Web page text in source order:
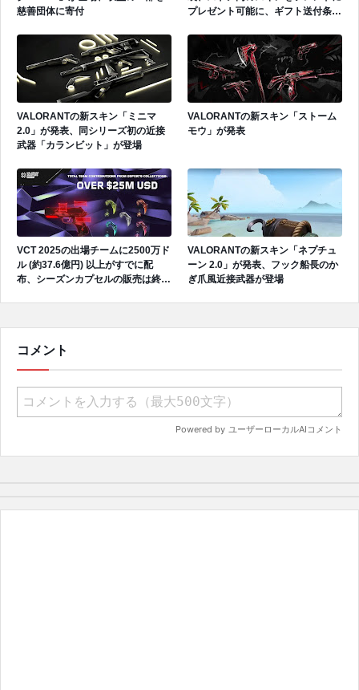
慈善団体に寄付
プレゼント可能に、ギフト送付条件
VALORANTの新スキン「ミニマ
2.0」が発表、同シリーズ初の近接
武器「カランビット」が登場
VALORANTの新スキン「ストーム
モウ」が発表
VCT 2025の出場チームに2500万ド
ル (約37.6億円) 以上がすでに配
布、シーズンカプセルの販売は終了
VALORANTの新スキン「ネプチュ
ーン 2.0」が発表、フック船長のか
ぎ爪風近接武器が登場
コメント